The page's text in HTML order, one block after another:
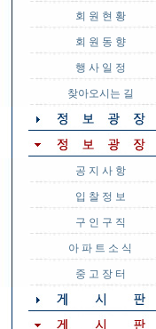
회 원 현 황
회 원 동 향
행 사 일 정
찾아오시는 길
공 지 사 항
입 찰 정 보
구 인 구 직
아 파 트 소 식
중 고 장 터